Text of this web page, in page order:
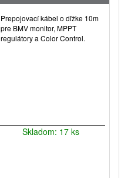
Prepojovací kábel o dľžke 10m
pre BMV monitor, MPPT
regulátory a Color Control.
Skladom: 17 ks